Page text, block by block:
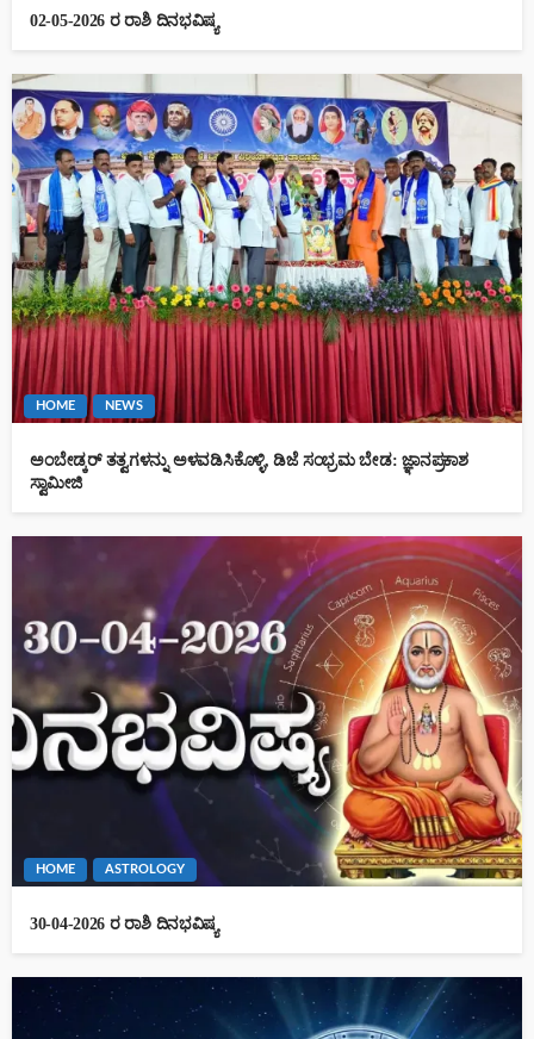
02-05-2026 ರ ರಾಶಿ ದಿನಭವಿಷ್ಯ
HOME NEWS
ಅಂಬೇಡ್ಕರ್ ತತ್ವಗಳನ್ನು ಅಳವಡಿಸಿಕೊಳ್ಳಿ, ಡಿಜೆ ಸಂಭ್ರಮ ಬೇಡ: ಜ್ಞಾನಪ್ರಕಾಶ
ಸ್ವಾಮೀಜಿ
HOME ASTROLOGY
30-04-2026 ರ ರಾಶಿ ದಿನಭವಿಷ್ಯ